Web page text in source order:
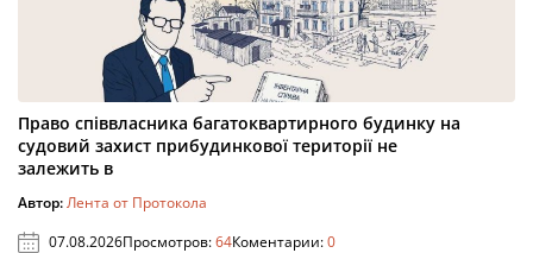
Право співвласника багатоквартирного будинку на
судовий захист прибудинкової території не
залежить в
Автор:Лента от Протокола
07.08.2026Просмотров:64Коментарии:0